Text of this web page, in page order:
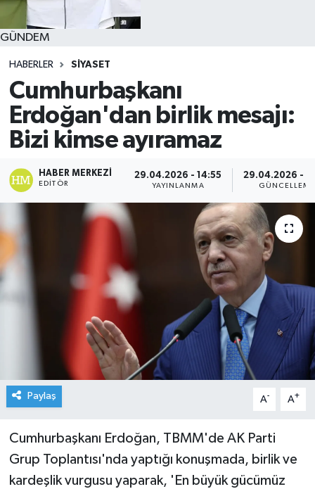
GÜNDEM
HABERLER SİYASET
Cumhurbaşkanı
Erdoğan'dan birlik mesajı:
Bizi kimse ayıramaz
HABER MERKEZI
EDITÖR
29.04.2026 - 14:55
YAYINLANMA
29.04.2026 -
GÜNCELLEME
Paylaş A- A+
Cumhurbaşkanı Erdoğan, TBMM'de AK Parti
Grup Toplantısı'nda yaptığı konuşmada, birlik ve
kardeşlik vurgusu yaparak, 'En büyük gücümüz